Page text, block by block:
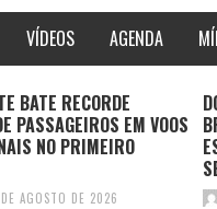
VÍDEOS AGENDA
BATE RECORDE
PASSAGEIROS EM VOOS
NO PRIMEIRO
AGOSTO DE 2026